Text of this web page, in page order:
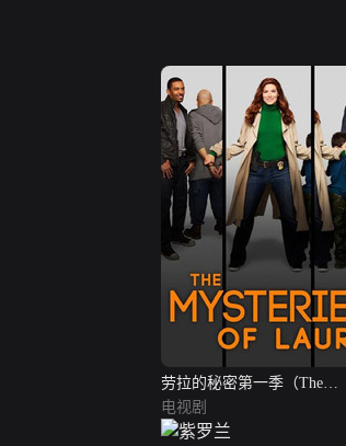
劳拉的秘密第一季（The
Mysteries of Laura Season 1）
电视剧